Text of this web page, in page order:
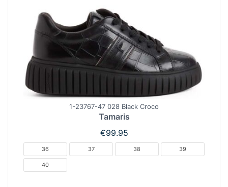
1-23767-47 028 Black Croco
Tamaris
€99.95
36 37 38 39
40